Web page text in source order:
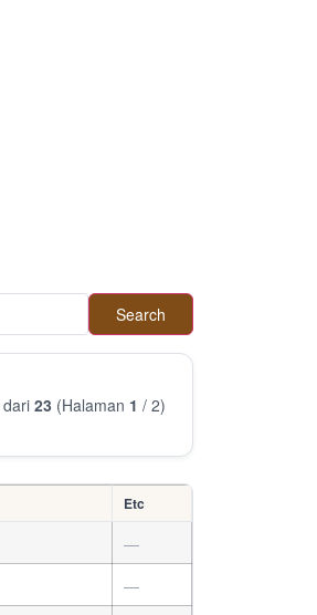
Search
dari 23 (Halaman 1 / 2)
Etc
—
—